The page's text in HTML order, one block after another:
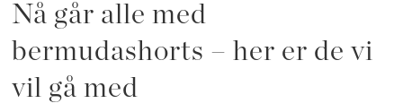
Nå går alle med
bermudashorts – her er de vi
vil gå med